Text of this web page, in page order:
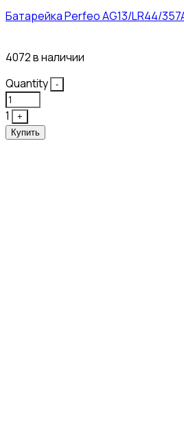
Батарейка Perfeo AG13/LR44/
4072 в наличии
Quantity
-
1
+
Купить